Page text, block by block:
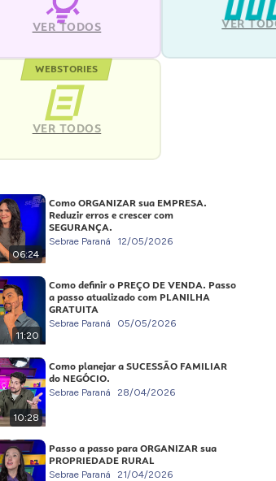
VER TODOS VER
WEBSTORIES
VER TODOS
06:24
Como ORGANIZAR sua EMPRESA.
Reduzir erros e crescer com
SEGURANÇA.
Sebrae Paraná 12/05/2026
11:20
Como definir o PREÇO DE VENDA. Passo
a passo atualizado com PLANILHA
GRATUITA
Sebrae Paraná 05/05/2026
10:28
Como planejar a SUCESSÃO FAMILIAR
do NEGÓCIO.
Sebrae Paraná 28/04/2026
Passo a passo para ORGANIZAR sua
PROPRIEDADE RURAL
Sebrae Paraná 21/04/2026